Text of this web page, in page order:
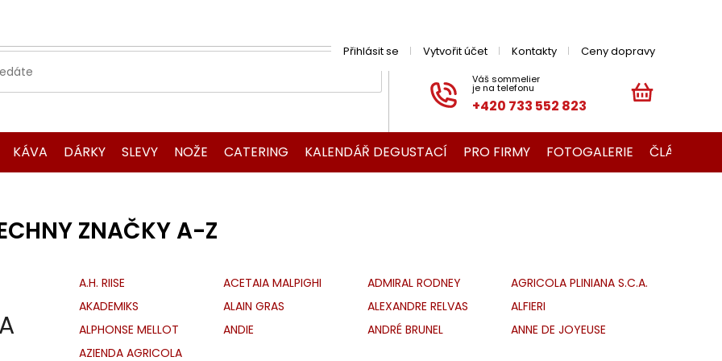
+420 733 552 823
Přihlásit se Vytvořit účet Kontakty Ceny dopravy
KOŠÍK
KÁVA DÁRKY SLEVY NOŽE CATERING KALENDÁŘ DEGUSTACÍ PRO FIRMY FOTOGALERIE ČLÁNKY O
ZNAČKY A-Z
A
A.H. RIISE ACETAIA MALPIGHI ADMIRAL RODNEY
AGRICOLA PLINIANA S.C.A.
AKADEMIKS
ALAIN GRAS ALEXANDRE RELVAS
ALFIERI
ALPHONSE MELLOT
ANDIE ANDRÉ BRUNEL
ANNE DE JOYEUSE
AZIENDA AGRICOLA